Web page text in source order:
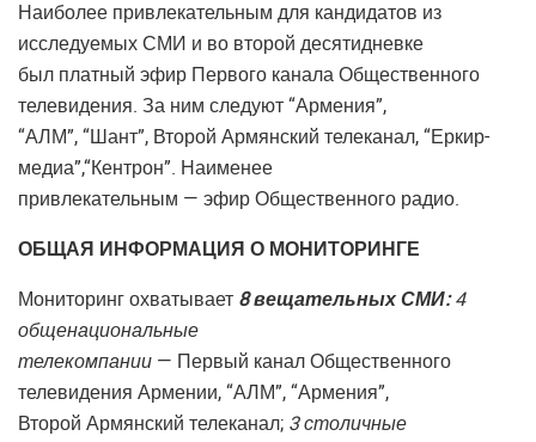
Наиболее привлекательным для кандидатов из
исследуемых СМИ и во второй десятидневке
был платный эфир Первого канала Общественного
телевидения. За ним следуют “Армения”,
“АЛМ”, “Шант”, Второй Армянский телеканал, “Еркир-
медиа”,“Кентрон”. Наименее
привлекательным — эфир Общественного радио.
ОБЩАЯ ИНФОРМАЦИЯ О МОНИТОРИНГЕ
Мониторинг охватывает 8 вещательных СМИ: 4
общенациональные
телекомпании — Первый канал Общественного
телевидения Армении, “АЛМ”, “Армения”,
Второй Армянский телеканал; 3 столичные